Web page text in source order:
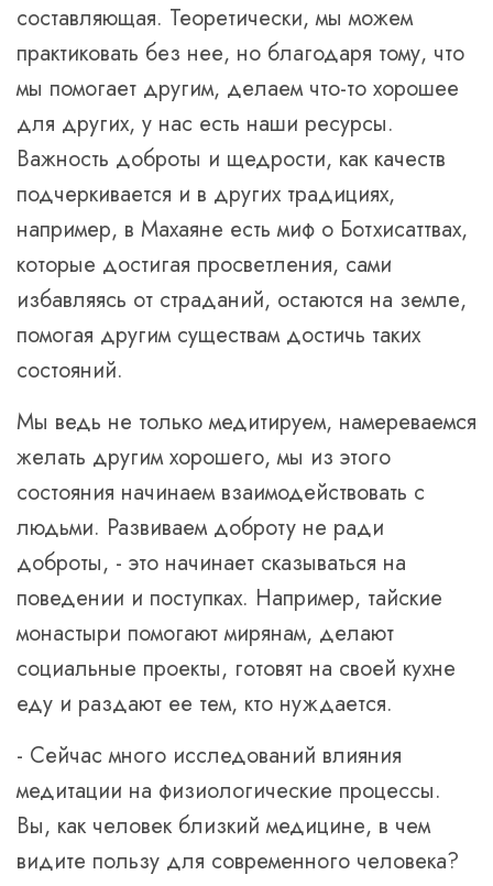
составляющая. Теоретически, мы можем
практиковать без нее, но благодаря тому, что
мы помогает другим, делаем что-то хорошее
для других, у нас есть наши ресурсы.
Важность доброты и щедрости, как качеств
подчеркивается и в других традициях,
например, в Махаяне есть миф о Ботхисаттвах,
которые достигая просветления, сами
избавляясь от страданий, остаются на земле,
помогая другим существам достичь таких
состояний.
Мы ведь не только медитируем, намереваемся
желать другим хорошего, мы из этого
состояния начинаем взаимодействовать с
людьми. Развиваем доброту не ради
доброты, - это начинает сказываться на
поведении и поступках. Например, тайские
монастыри помогают мирянам, делают
социальные проекты, готовят на своей кухне
еду и раздают ее тем, кто нуждается.
- Сейчас много исследований влияния
медитации на физиологические процессы.
Вы, как человек близкий медицине, в чем
видите пользу для современного человека?